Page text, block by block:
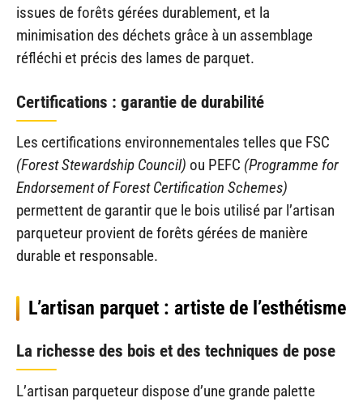
issues de forêts gérées durablement, et la
minimisation des déchets grâce à un assemblage
réfléchi et précis des lames de parquet.
Certifications : garantie de durabilité
Les certifications environnementales telles que FSC
(Forest Stewardship Council) ou PEFC (Programme for
Endorsement of Forest Certification Schemes)
permettent de garantir que le bois utilisé par l’artisan
parqueteur provient de forêts gérées de manière
durable et responsable.
L’artisan parquet : artiste de l’esthétisme
La richesse des bois et des techniques de pose
L’artisan parqueteur dispose d’une grande palette